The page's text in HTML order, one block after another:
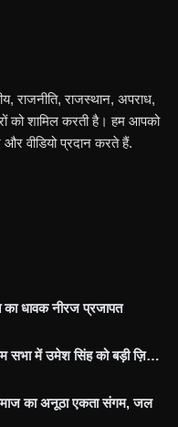
राजनीति, राजस्थान, अपराध,
को शामिल करती है। हम आपको
वीडियो प्रदान करते हैं.
का धावक नीरज प्रजापत
सभा में उमेश सिंह को बड़ी ज़ि…
का अनूठा एकता संगम, जल